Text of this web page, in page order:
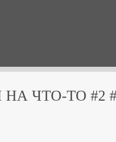
ЧТО-ТО #2